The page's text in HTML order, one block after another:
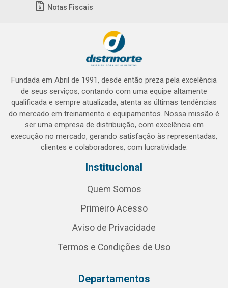
Notas Fiscais
Fundada em Abril de 1991, desde então preza pela excelência
de seus serviços, contando com uma equipe altamente
qualificada e sempre atualizada, atenta as últimas tendências
do mercado em treinamento e equipamentos. Nossa missão é
ser uma empresa de distribuição, com excelência em
execução no mercado, gerando satisfação às representadas,
clientes e colaboradores, com lucratividade.
Institucional
Quem Somos
Primeiro Acesso
Aviso de Privacidade
Termos e Condições de Uso
Departamentos